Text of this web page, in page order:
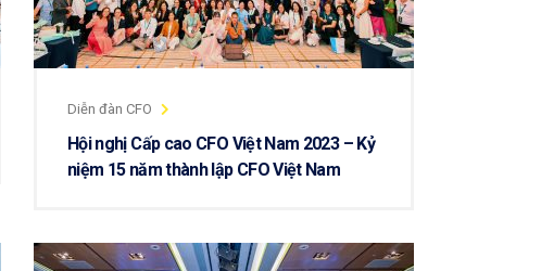
Diễn đàn CFO
Hội nghị Cấp cao CFO Việt Nam 2023 – Kỷ
niệm 15 năm thành lập CFO Việt Nam